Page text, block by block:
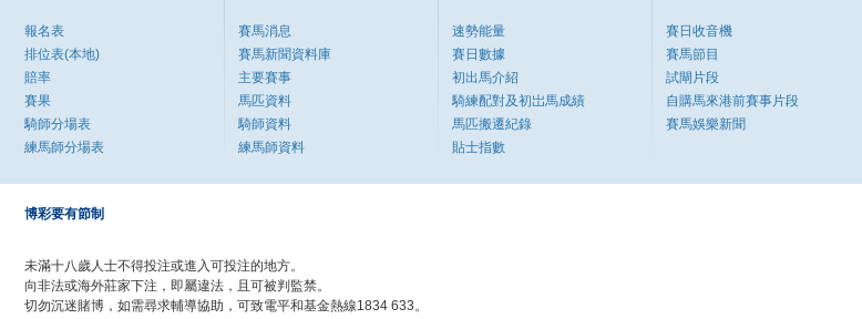
報名表
排位表(本地)
賠率
賽果
騎師分場表
練馬師分場表
賽馬消息
賽馬新聞資料庫
主要賽事
馬匹資料
騎師資料
練馬師資料
速勢能量
賽日數據
初出馬介紹
騎練配對及初岀馬成績
馬匹搬遷紀錄
貼士指數
賽日收音機
賽馬節目
試閘片段
自購馬來港前賽事片段
賽馬娛樂新聞
博彩要有節制
未滿十八歲人士不得投注或進入可投注的地方。
向非法或海外莊家下注，即屬違法，且可被判監禁。
切勿沉迷賭博，如需尋求輔導協助，可致電平和基金熱線1834 633。